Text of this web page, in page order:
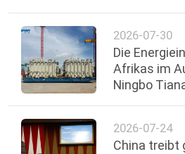
2026-07-30
Die
Afrikas im
Ningbo
2026-07-24
China treibt